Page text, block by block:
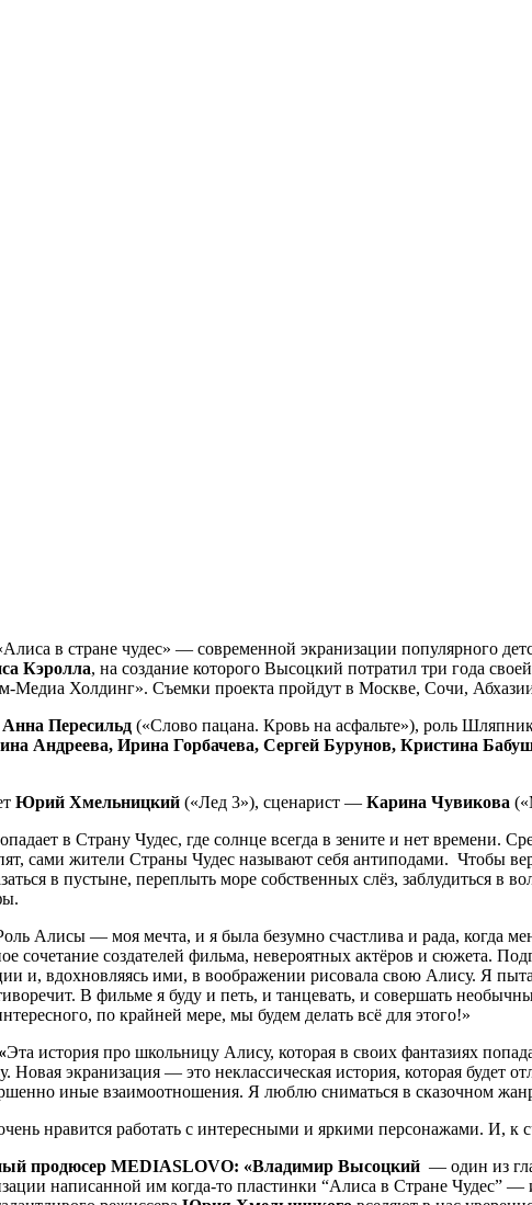
в стране чудес» — современной экранизации популярного
Кэролла, на создание которого Высоцкий потратил три года
Медиа Холдинг». Съемки проекта пройдут в Москве, Сочи,
Анна Пересильд («Слово пацана. Кровь на асфальте»), роль
Андреева, Ирина Горбачева, Сергей Бурунов, Кристина
Юрий Хмельницкий («Лед 3»), сценарист — Карина Чувикова
в Страну Чудес, где солнце всегда в зените и нет
сами жители Страны Чудес называют себя антиподами. Чтобы
в пустыне, переплыть море собственных слёз, заблудиться в
Алисы — моя мечта, и я была безумно счастлива и рада, когда
сочетание создателей фильма, невероятных актёров и сюжета.
и, вдохновляясь ими, в воображении рисовала свою Алису. Я
В фильме я буду и петь, и танцевать, и совершать
по крайней мере, мы будем делать всё для этого!»
Эта история про школьницу Алису, которая в своих фантазиях
Новая экранизация — это неклассическая история, которая будет
иные взаимоотношения. Я люблю сниматься в сказочном
нравится работать с интересными и яркими персонажами. И, к
продюсер MEDIASLOVO: «Владимир Высоцкий — один из
написанной им когда-то пластинки “Алиса в Стране Чудес”